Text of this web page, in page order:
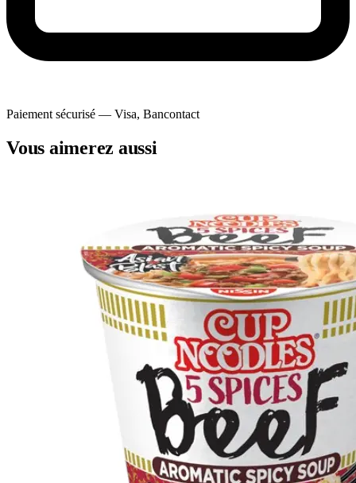
Paiement sécurisé — Visa, Bancontact
Vous aimerez aussi